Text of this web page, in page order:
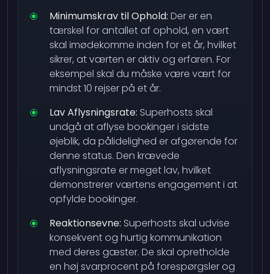
Minimumskrav til Ophold: Der er en
tærskel for antallet af ophold, en vært
skal imødekomme inden for et år, hvilket
sikrer, at værten er aktiv og erfaren. For
eksempel skal du måske være vært for
mindst 10 rejser på et år.
Lav Aflysningsrate: Superhosts skal
undgå at aflyse bookinger i sidste
øjeblik, da pålidelighed er afgørende for
denne status. Den krævede
aflysningsrate er meget lav, hvilket
demonstrerer værtens engagement i at
opfylde bookinger.
Reaktionsevne: Superhosts skal udvise
konsekvent og hurtig kommunikation
med deres gæster. De skal opretholde
en høj svarprocent på forespørgsler og